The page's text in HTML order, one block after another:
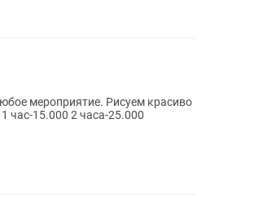
час-15.000 2 часа-25.000